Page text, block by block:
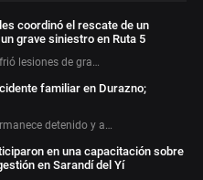
coordinó el rescate de un
grave siniestro en Ruta 5
lesiones de gra…
familiar en Durazno;
detenido y a…
en una capacitación sobre
en Sarandí del Yí